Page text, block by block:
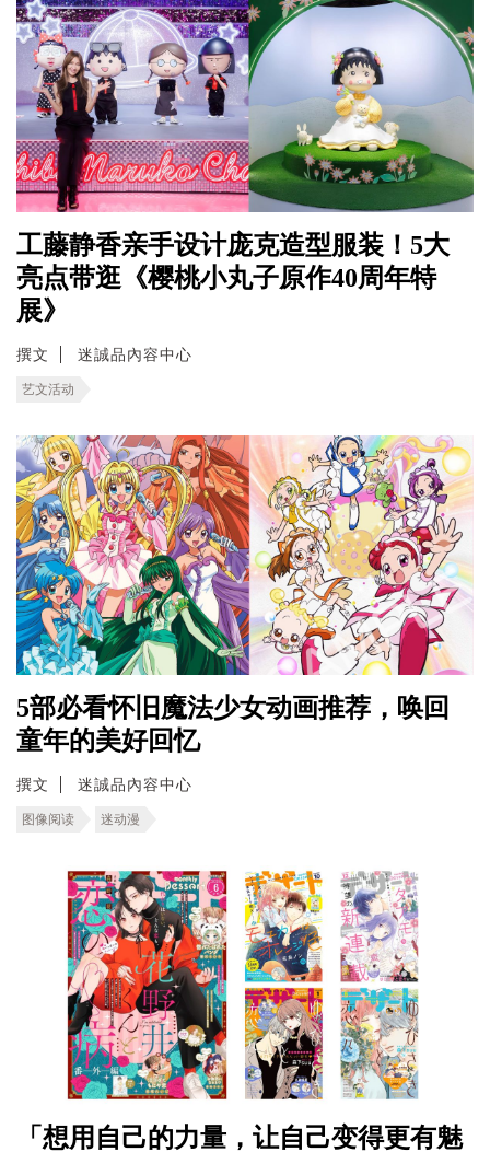
工藤静香亲手设计庞克造型服装！5大
亮点带逛《樱桃小丸子原作40周年特
展》
撰文 迷誠品內容中心
艺文活动
5部必看怀旧魔法少女动画推荐，唤回
童年的美好回忆
撰文 迷誠品內容中心
图像阅读 迷动漫
「想用自己的力量，让自己变得更有魅